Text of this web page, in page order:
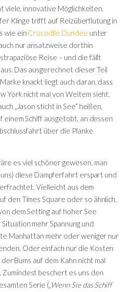
viele, innovative Möglichkeiten.
Klinge trifft auf Reizüberflutung in
wie ein Crocodile Dundee unter
nur ansatzweise dorthin
Reise – und die fällt
Das ausgerechnet dieser Teil
knackt liegt auch daran, dass
York nicht mal von Weitem sieht.
„Jason sticht in See“ heißen,
einem Schiff ausgetobt, an dessen
über die Planke
es viel schöner gewesen, man
diese Dampferfahrt erspart und
Vielleicht aus dem
den Times Square oder so ähnlich.
dem Setting auf hoher See
mehr Spannung und
Manhattan mehr oder weniger nur
Oder einfach nur die Kosten
Bums auf dem Kahn nicht mal
beschert es uns den
Serie ( „Wenn Sie das Schiff